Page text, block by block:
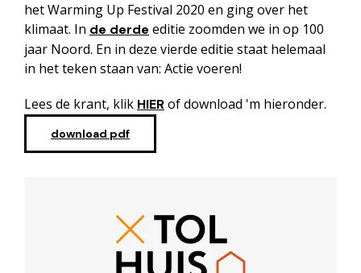
het Warming Up Festival 2020 en ging over het
klimaat. In de derde editie zoomden we in op 100
jaar Noord. En in deze vierde editie staat helemaal
in het teken staan van: Actie voeren!
Lees de krant, klik HIERof download 'm hieronder.
download pdf